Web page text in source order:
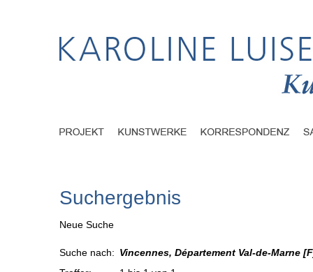
Suchergebnis
Neue Suche
Suche nach: Vincennes, Département Val-de-Marne